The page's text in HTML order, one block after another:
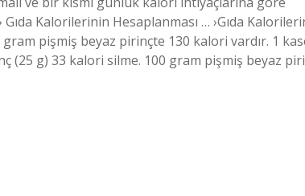
Kalorilerinin Hesaplanması … ›Gıda
pişmiş beyaz pirinçte 130 kalori vardır. 1
(25 g) 33 kalori silme. 100 gram pişmiş beyaz